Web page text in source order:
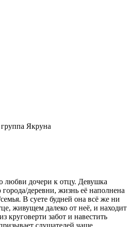
Якруна
любви дочери к отцу. Девушка
деревни, жизнь её наполнена
В суете будней она всё же ни
живущем далеко от неё, и находит
круговерти забот и навестить